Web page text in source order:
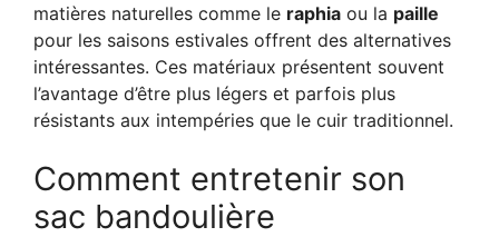
matières naturelles comme le raphia ou la paille
pour les saisons estivales offrent des alternatives
intéressantes. Ces matériaux présentent souvent
l’avantage d’être plus légers et parfois plus
résistants aux intempéries que le cuir traditionnel.
Comment entretenir son
sac bandoulière